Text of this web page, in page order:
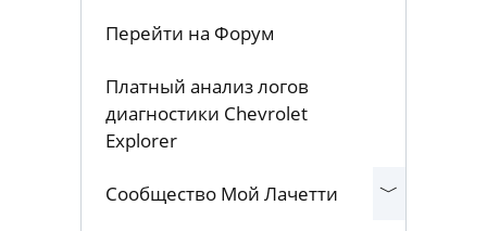
Перейти на Форум
Платный анализ логов
диагностики Chevrolet
Explorer
Сообщество Мой Лачетти